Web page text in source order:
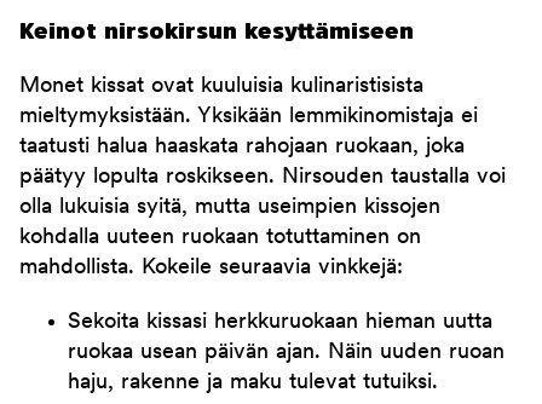
Keinot nirsokirsun kesyttämiseen
Monet kissat ovat kuuluisia kulinaristisista
mieltymyksistään. Yksikään lemmikinomistaja ei
taatusti halua haaskata rahojaan ruokaan, joka
päätyy lopulta roskikseen. Nirsouden taustalla voi
olla lukuisia syitä, mutta useimpien kissojen
kohdalla uuteen ruokaan totuttaminen on
mahdollista. Kokeile seuraavia vinkkejä:
Sekoita kissasi herkkuruokaan hieman uutta
ruokaa usean päivän ajan. Näin uuden ruoan
haju, rakenne ja maku tulevat tutuiksi.